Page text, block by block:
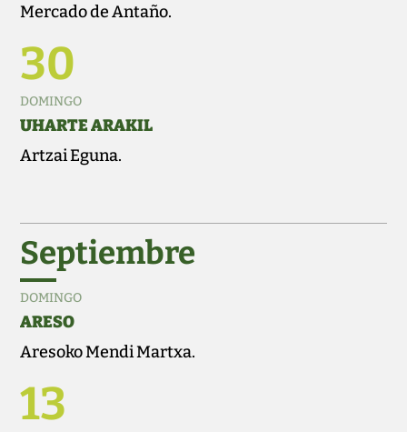
Mercado de Antaño.
30
DOMINGO
UHARTE ARAKIL
Artzai Eguna.
Septiembre
DOMINGO
ARESO
Aresoko Mendi Martxa.
13